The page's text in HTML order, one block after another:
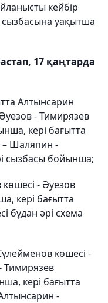
кейбір
сызбасына уақытша
17 қаңтарда
Алтынсарин
- Тимирязев
кері бағытта
– Шаляпин -
сызбасы бойынша;
- Әуезов
кері бағытта
бұдан әрі схема
көшесі -
Тимирязев
кері бағытта
-